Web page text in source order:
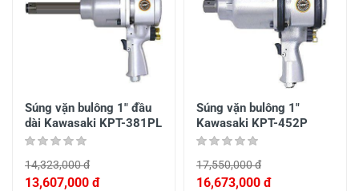
Súng vặn bulông 1" đầu
dài Kawasaki KPT-381PL
14,323,000 đ
13,607,000 đ
Súng vặn bulông 1"
Kawasaki KPT-452P
17,550,000 đ
16,673,000 đ